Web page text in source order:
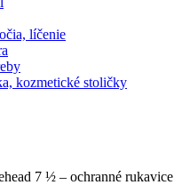
líčenie
kozmetické stoličky
7 ½ – ochranné rukavice